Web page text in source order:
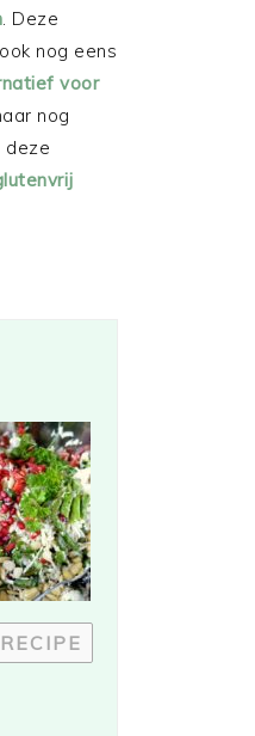
. Deze
nog eens
voor
nog
deze